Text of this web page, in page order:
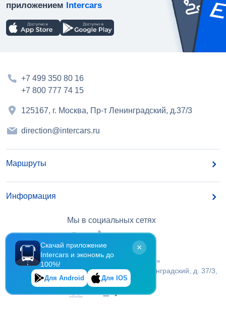
Скачай приложение
Intercars и экономь до
100%!
×
Для Android Для IOS
приложением Intercars
+7 499 350 80 16
+7 800 777 74 15
125167, г. Москва, Пр-т Ленинградский, д.37/3
direction@intercars.ru
Маршруты
Информация
Мы в социальных сетях
, OOO «БайерТранс»
Российская Федерация, г.Москва, Пр-т Ленинградский, д. 37/3,
ИНН 7 714 294 648